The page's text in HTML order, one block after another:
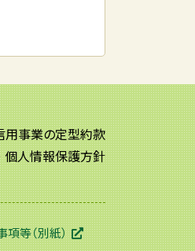
用事業の定型約款
個人情報保護方針
等（別紙）